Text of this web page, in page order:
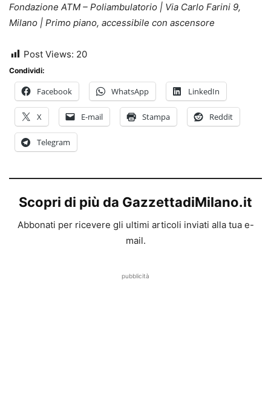
Fondazione ATM – Poliambulatorio | Via Carlo Farini 9,
Milano | Primo piano, accessibile con ascensore
Post Views: 20
Condividi:
Facebook WhatsApp LinkedIn
X E-mail Stampa Reddit
Telegram
Scopri di più da GazzettadiMilano.it
Abbonati per ricevere gli ultimi articoli inviati alla tua e-
mail.
pubblicità